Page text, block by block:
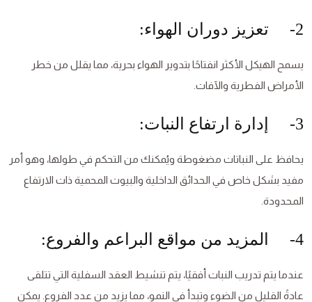
2- تعزيز دوران الهواء:
يسمح الهيكل الأكثر انفتاحًا بتدوير الهواء بحرية، مما يقلل من خطر
الأمراض الفطرية والآفات.
3- إدارة ارتفاع النبات:
يحافظ على النباتات مضغوطة ويُمكنك من التحكم في طولها، وهو أمر
مفيد بشكل خاص في الحدائق الداخلية والبيوت المحمية ذات الارتفاع
المحدودة.
4- المزيد من مواقع البراعم والفروع:
عندما يتم تدريب النبات أفقيًا، يتم تنشيط العقد السفلية التي تتلقى
عادةً القليل من الضوء وتبدأ في النمو، مما يزيد من عدد الفروع. يمكن